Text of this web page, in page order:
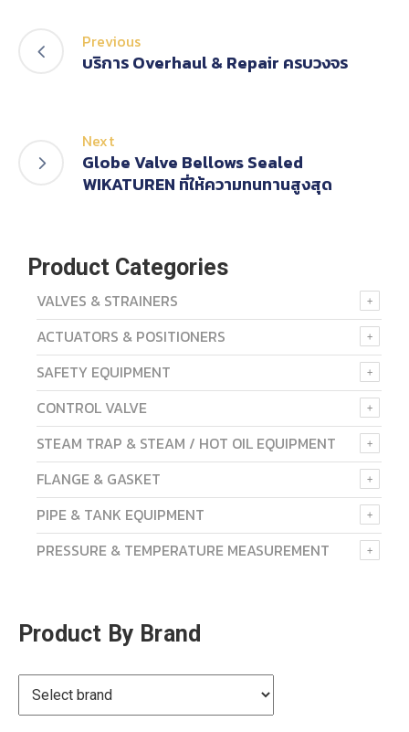
Previous
บริการ Overhaul & Repair ครบวงจร
Next
Globe Valve Bellows Sealed
WIKATUREN ที่ให้ความทนทานสูงสุด
Product Categories
VALVES & STRAINERS
ACTUATORS & POSITIONERS
SAFETY EQUIPMENT
CONTROL VALVE
STEAM TRAP & STEAM / HOT OIL EQUIPMENT
FLANGE & GASKET
PIPE & TANK EQUIPMENT
PRESSURE & TEMPERATURE MEASUREMENT
Product By Brand